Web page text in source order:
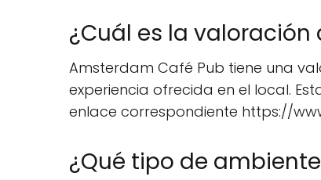
¿Cuál es la
Amsterdam Café Pub tiene una
experiencia ofrecida en el local.
enlace correspondiente https://
¿Qué tipo de